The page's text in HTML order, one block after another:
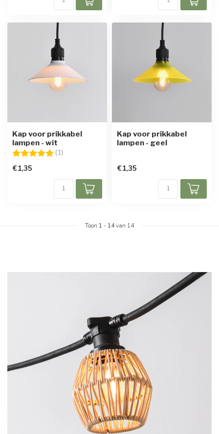
Kap voor prikkabel
lampen - wit
Beoordeling: (1)
€1,35
Kap voor prikkabel
lampen - geel
€1,35
Toon 1 - 14van 14